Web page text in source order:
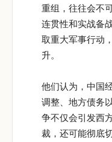
重组，往往会不
连贯性和实战备
取重大军事行动
升。
他们认为，中国
调整、地方债务
争不仅会引发西
裁，还可能彻底